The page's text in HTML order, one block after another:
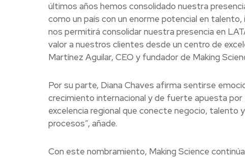
últimos años hemos consolidado nuestra
como un país con un enorme potencial en
nos permitirá consolidar nuestra presencia en
valor a nuestros clientes desde un centro de
Martínez Aguilar, CEO y fundador de Making
Por su parte, Diana Chaves afirma sentirse
crecimiento internacional y de fuerte apuesta
excelencia regional que conecte negocio, talento
procesos”, añade.
Con este nombramiento, Making Science